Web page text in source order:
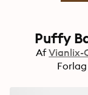
Puffy
Af Vianlix-
Forlag